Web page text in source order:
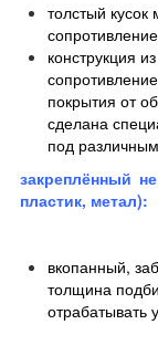
толстый
конструкция
покрытия от
сделана
под
закреплённый
пластик, метал):
вкопанный,
толщина